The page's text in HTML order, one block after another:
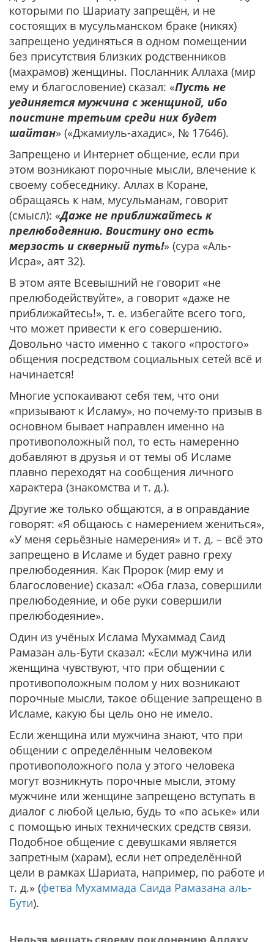
которыми по Шариату запрещён, и не
состоящих в мусульманском браке (никях)
запрещено уединяться в одном помещении
без присутствия близких родственников
(махрамов) женщины. Посланник Аллаха (мир
ему и благословение) сказал: «Пусть не
уединяется мужчина с женщиной, ибо
поистине третьим среди них будет
шайтан» («Джамиуль-ахадис», № 17646).
Запрещено и Интернет общение, если при
этом возникают порочные мысли, влечение к
своему собеседнику. Аллах в Коране,
обращаясь к нам, мусульманам, говорит
(смысл): «Даже не приближайтесь к
прелюбодеянию. Воистину оно есть
мерзость и скверный путь!» (сура «Аль-
Исра», аят 32).
В этом аяте Всевышний не говорит «не
прелюбодействуйте», а говорит «даже не
приближайтесь!», т. е. избегайте всего того,
что может привести к его совершению.
Довольно часто именно с такого «простого»
общения посредством социальных сетей всё и
начинается!
Многие успокаивают себя тем, что они
«призывают к Исламу», но почему-то призыв в
основном бывает направлен именно на
противоположный пол, то есть намеренно
добавляют в друзья и от темы об Исламе
плавно переходят на сообщения личного
характера (знакомства и т. д.).
Другие же только общаются, а в оправдание
говорят: «Я общаюсь с намерением жениться»,
«У меня серьёзные намерения» и т. д. – всё это
запрещено в Исламе и будет равно греху
прелюбодеяния. Как Пророк (мир ему и
благословение) сказал: «Оба глаза, совершили
прелюбодеяние, и обе руки совершили
прелюбодеяние».
Один из учёных Ислама Мухаммад Саид
Рамазан аль-Бути сказал: «Если мужчина или
женщина чувствуют, что при общении с
противоположным полом у них возникают
порочные мысли, такое общение запрещено в
Исламе, какую бы цель оно не имело.
Если женщина или мужчина знают, что при
общении с определённым человеком
противоположного пола у этого человека
могут возникнуть порочные мысли, этому
мужчине или женщине запрещено вступать в
диалог с любой целью, будь то «по аське» или
с помощью иных технических средств связи.
Подобное общение с девушками является
запретным (харам), если нет определённой
цели в рамках Шариата, например, по работе и
т. д.» (фетва Мухаммада Саида Рамазана аль-
Бути).